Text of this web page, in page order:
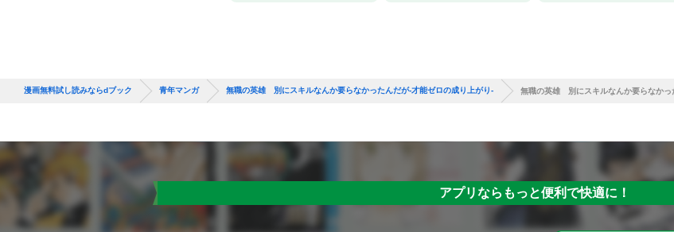
漫画無料試し読みならdブック 青年マンガ 無職の英雄 別にスキルなんか要らなかったんだが-才能ゼロの成り上がり- 無職の英雄 別にスキルなんか要らなかっ
アプリならもっと便利で快適に！